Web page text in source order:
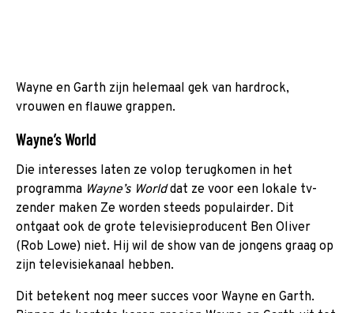
Wayne en Garth zijn helemaal gek van hardrock,
vrouwen en flauwe grappen.
Wayne’s World
Die interesses laten ze volop terugkomen in het
programma Wayne’s Worlddat ze voor een lokale tv-
zender maken Ze worden steeds populairder. Dit
ontgaat ook de grote televisieproducent Ben Oliver
(Rob Lowe) niet. Hij wil de show van de jongens graag op
zijn televisiekanaal hebben.
Dit betekent nog meer succes voor Wayne en Garth.